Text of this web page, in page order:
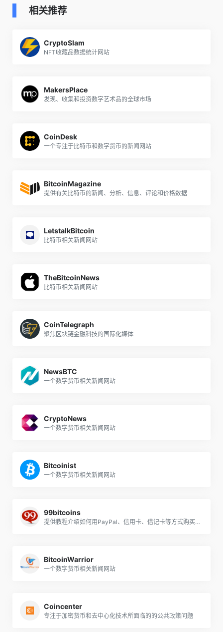
相关推荐
CryptoSlam
NFT收藏品数据统计网站
MakersPlace
发现、收集和投资数字艺术品的全球市场
CoinDesk
一个专注于比特币和数字货币的新闻网站
BitcoinMagazine
提供有关比特币的新闻、分析、信息、评论和价格数据
LetstalkBitcoin
比特币相关新闻网站
TheBitcoinNews
比特币相关新闻网站
CoinTelegraph
聚焦区块链金融科技的国际化媒体
NewsBTC
一个数字货币相关新闻网站
CryptoNews
一个数字货币相关新闻网站
Bitcoinist
一个数字货币相关新闻网站
99bitcoins
提供教程介绍如何用PayPal、信用卡、借记卡等方式购买比特币
BitcoinWarrior
一个数字货币相关新闻网站
Coincenter
专注于加密货币和去中心化技术所面临的的公共政策问题